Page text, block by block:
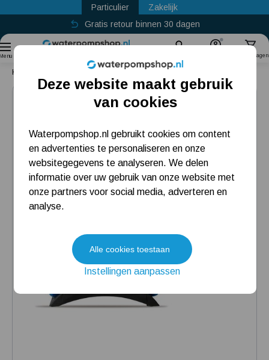
Particulier
Zakelijk
Gratis retour binnen 30 dagen
Winkelwagen
Hydrofoorpomp
Dompelpomp
Pompput
Meest gelezen blogs
Tuin besproeien? Lees hier welke tuinpomp u nodig heeft
Installatie van een beregenings- / hydrofoorpomp
Home
Deze website maakt gebruik
van cookies
Waterpompshop.nl gebruikt cookies om content
en advertenties te personaliseren en onze
websitegegevens te analyseren. We delen
informatie over uw gebruik van onze website met
onze partners voor social media, adverteren en
analyse.
Alle cookies toestaan
Instellingen aanpassen